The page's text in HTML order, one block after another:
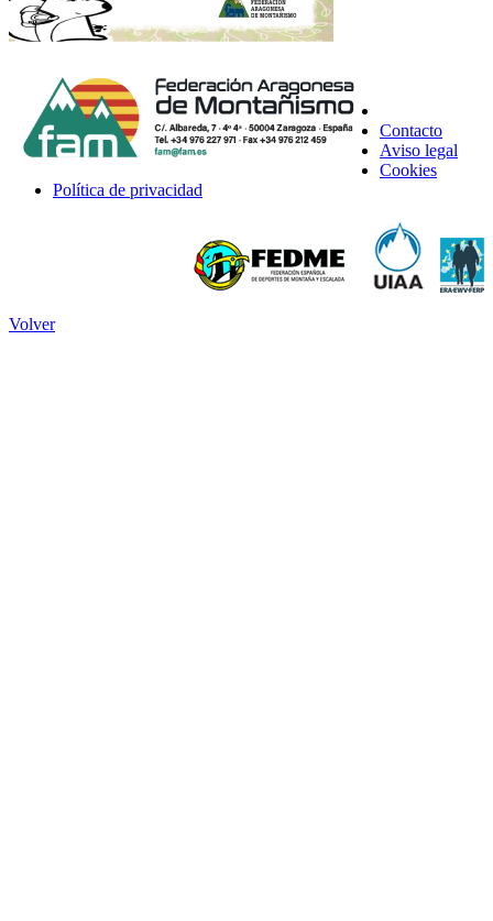
Contacto
Aviso legal
Cookies
Política de privacidad
Volver